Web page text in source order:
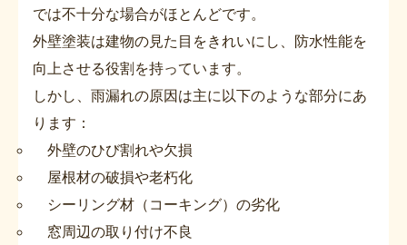
では不十分な場合がほとんどです。
外壁塗装は建物の見た目をきれいにし、防水性能を
向上させる役割を持っています。
しかし、雨漏れの原因は主に以下のような部分にあ
ります：
外壁のひび割れや欠損
屋根材の破損や老朽化
シーリング材（コーキング）の劣化
窓周辺の取り付け不良